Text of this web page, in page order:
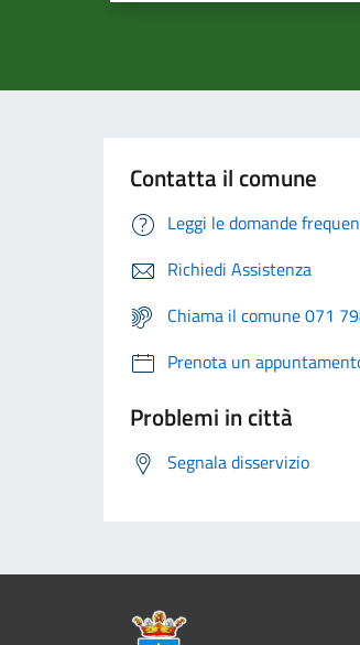
Contatta il comune
Leggi le domande
Richiedi Assistenza
Chiama il comune 071
Prenota un
Problemi in città
Segnala disservizio